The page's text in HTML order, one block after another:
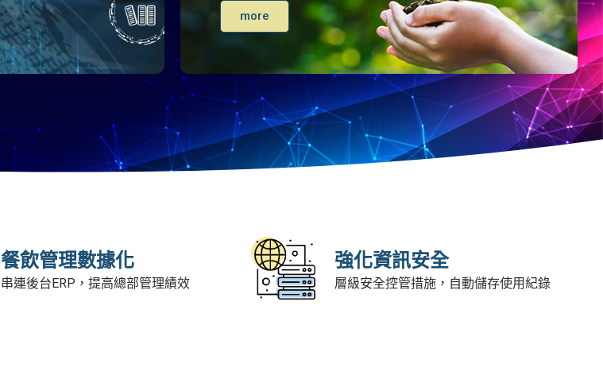
more
餐飲管理數據化
串連後台ERP，提高總部管理績效
強化資訊安全
層級安全控管措施，自動儲存使用紀錄